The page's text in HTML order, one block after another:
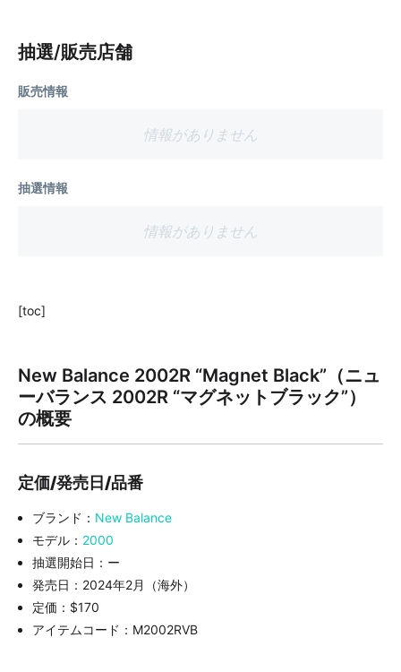
抽選/販売店舗
販売情報
情報がありません
抽選情報
情報がありません
[toc]
New Balance 2002R “Magnet Black”（ニュ
ーバランス 2002R “マグネットブラック”）
の概要
定価/発売日/品番
ブランド： New Balance
モデル： 2000
抽選開始日：ー
発売日：2024年2月（海外）
定価：$170
アイテムコード：M2002RVB